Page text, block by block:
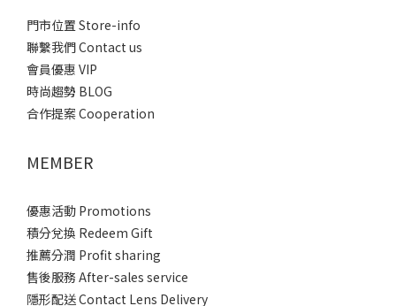
門市位置 Store-info
聯繫我們 Contact us
會員優惠 VIP
時尚趨勢 BLOG
合作提案 Cooperation
MEMBER
優惠活動 Promotions
積分兌換 Redeem Gift
推薦分潤 Profit sharing
售後服務 After-sales service
隱形配送 Contact Lens Delivery